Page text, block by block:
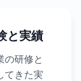
と実績
の研修と
てきた実